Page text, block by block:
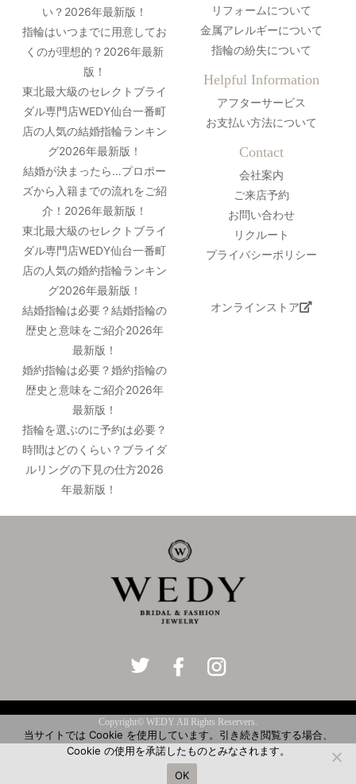
い？2026年最新版！
指輪はいつまでに用意してお
くのが理想的？2026年最新
版！
東北最大級のセレクトブライ
ダル専門店WEDY仙台一番町
店の人気の結婚指輪ランキン
グ2026年最新版！
結婚が決まったら…プロポー
ズから入籍までの流れをご紹
介！2026年最新版！
東北最大級のセレクトブライ
ダル専門店WEDY仙台一番町
店の人気の婚約指輪ランキン
グ2026年最新版！
結婚指輪は必要？結婚指輪の
歴史と意味をご紹介2026年
最新版！
婚約指輪は必要？婚約指輪の
歴史と意味をご紹介2026年
最新版！
指輪を選ぶのに予約は必要？
時間はどのくらい？ブライダ
ルリングの下見の仕方2026
年最新版！
リフォームについて
金属アレルギーについて
指輪の紛失について
Helpful Information
アフターサービス
お支払い方法について
Contact
会社案内
ご来店予約
お問い合わせ
リクルート
プライバシーポリシー
オンラインストア
Copyright© WEDY All Rights Reservers.
当サイトでは Cookie を使用しています。引き続き閲覧する場合、
Cookie の使用を承諾したものとみなされます。
OK